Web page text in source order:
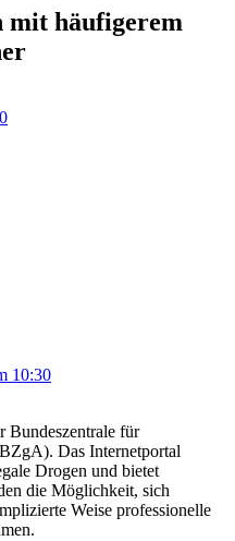
mit häufigerem
10:30
Bundeszentrale für
Das Internetportal
Drogen und bietet
die Möglichkeit, sich
Weise professionelle